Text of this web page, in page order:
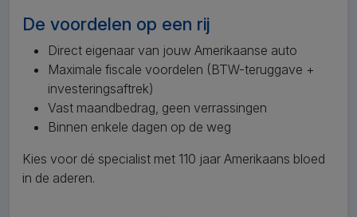
De voordelen op een rij
Direct eigenaar van jouw Amerikaanse auto
Maximale fiscale voordelen (BTW-teruggave +
investeringsaftrek)
Vast maandbedrag, geen verrassingen
Binnen enkele dagen op de weg
Kies voor dé specialist met 110 jaar Amerikaans bloed
in de aderen.